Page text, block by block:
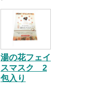
湯の花フェイ
スマスク 2
包入り